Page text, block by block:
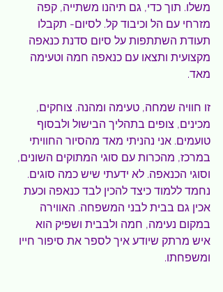
משלו. תוך כדי, גם תיהנו משתייה, קפה
מזרחי עם הל וכיבוד קל. לסיום- תקבלו
תעודת השתתפות על סיום סדנת כנאפה
מקצועית ותצאו עם כנאפה חמה וטעימה
מאד.
זו חוויה שמחה, טעימה ומהנה. צוחקים,
מכינים, צופים בתהליך הבישול ולבסוף
טועמים. אני נהניתי מאד מהסיור החוויתי
במרכז, מהכרות עם סוגי המתוקים השונים,
וסוגי הכנאפה. לא ידעתי שיש כמה סוגים.
נחמד ללמוד כיצד להכין לבד כנאפה וכעת
אכין גם בבית לבני המשפחה. האווירה
במקום נעימה, חמה ולבבית ושפיק הוא
איש מרתק שיודע איך לספר את סיפור חייו
ומשפחתו.